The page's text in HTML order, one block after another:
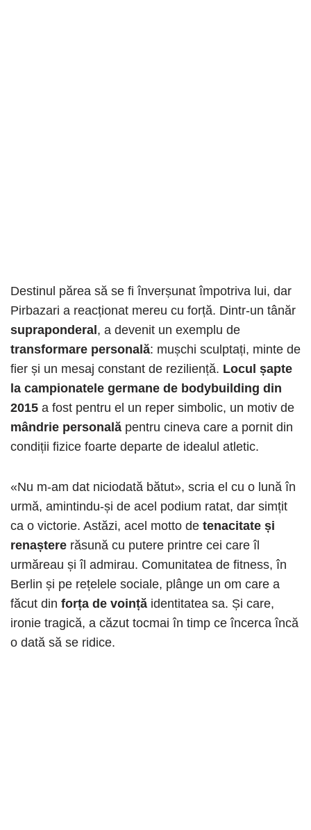
Destinul părea să se fi înverșunat împotriva lui, dar
Pirbazari a reacționat mereu cu forță. Dintr-un tânăr
supraponderal, a devenit un exemplu de
transformare personală: mușchi sculptați, minte de
fier și un mesaj constant de reziliență. Locul șapte
la campionatele germane de bodybuilding din
2015 a fost pentru el un reper simbolic, un motiv de
mândrie personală pentru cineva care a pornit din
condiții fizice foarte departe de idealul atletic.
«Nu m-am dat niciodată bătut», scria el cu o lună în
urmă, amintindu-și de acel podium ratat, dar simțit
ca o victorie. Astăzi, acel motto de tenacitate și
renaștere răsună cu putere printre cei care îl
urmăreau și îl admirau. Comunitatea de fitness, în
Berlin și pe rețelele sociale, plânge un om care a
făcut din forța de voință identitatea sa. Și care,
ironie tragică, a căzut tocmai în timp ce încerca încă
o dată să se ridice.